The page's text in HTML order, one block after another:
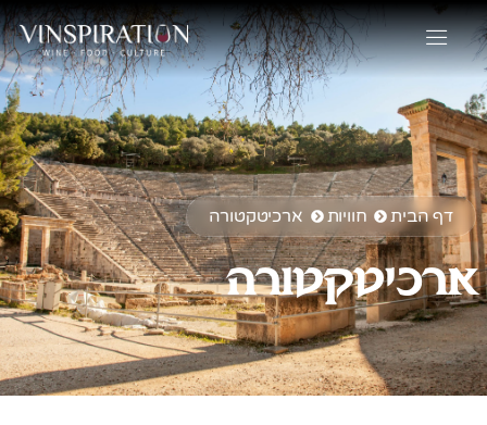
דף הבית חוויות ארכיטקטורה
ארכיטקטורה